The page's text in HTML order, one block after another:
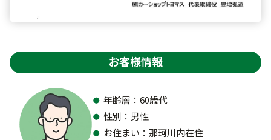
お客様情報
年齢層：60歳代
性別：男性
お住まい：那珂川内在住